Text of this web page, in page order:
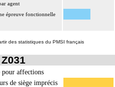
agent
épreuve fonctionnelle
des statistiques du PMSI français
affections
de siège imprécis